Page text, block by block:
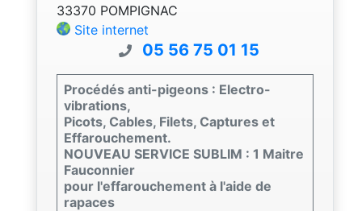
33370 POMPIGNAC
Site internet
05 56 75 01 15
Procédés anti-pigeons : Electro-
vibrations,
Picots, Cables, Filets, Captures et
Effarouchement.
NOUVEAU SERVICE SUBLIM : 1 Maitre
Fauconnier
pour l'effarouchement à l'aide de
rapaces